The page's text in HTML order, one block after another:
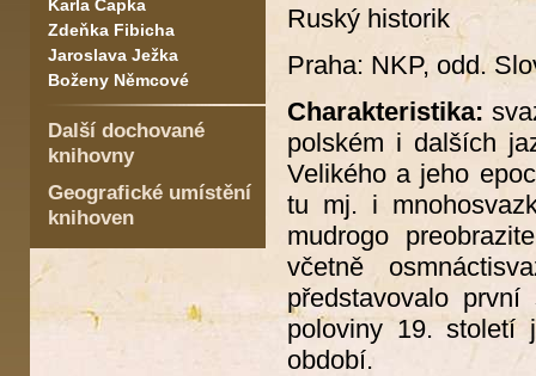
Karla Čapka
Zdeňka Fibicha
Jaroslava Ježka
Boženy Němcové
Další dochované
knihovny
Geografické umístění
knihoven
Ruský historik
Praha: NKP, odd.
Charakteristika:
polském i dalších
Velikého a jeho
tu mj. i
mudrogo
včetně
představovalo
poloviny 19. století
období.